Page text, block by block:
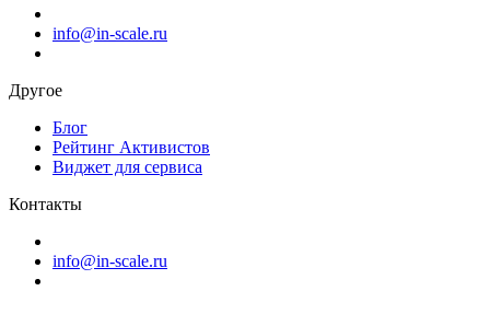
info@in-scale.ru
Другое
Блог
Рейтинг Активистов
Виджет для сервиса
Контакты
info@in-scale.ru